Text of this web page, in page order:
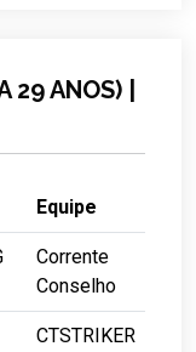
ANOS) |
Equipe
Corrente
Conselho
CTSTRIKER